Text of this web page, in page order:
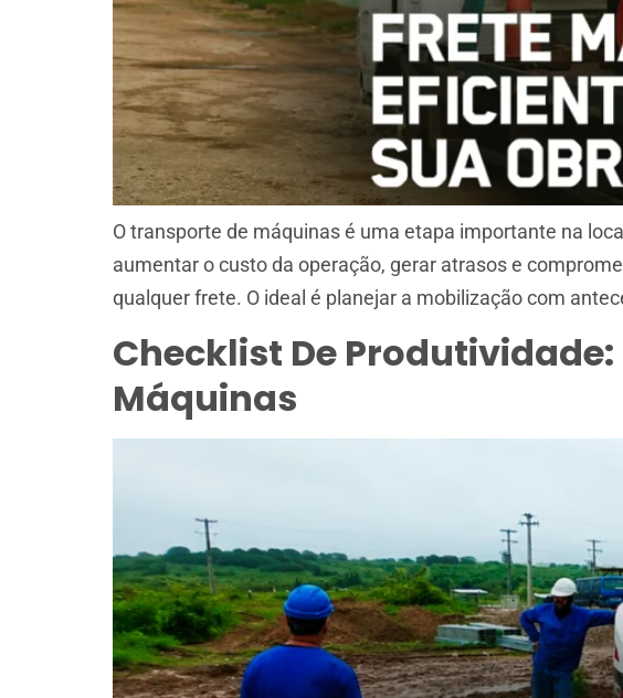
O transporte de máquinas é uma etapa importante na
aumentar o custo da operação, gerar atrasos e
qualquer frete. O ideal é planejar a mobilização com
Checklist De Produtividade:
Máquinas